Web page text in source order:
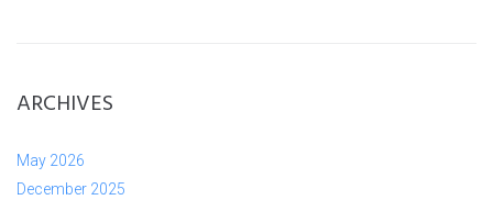
ARCHIVES
May 2026
December 2025